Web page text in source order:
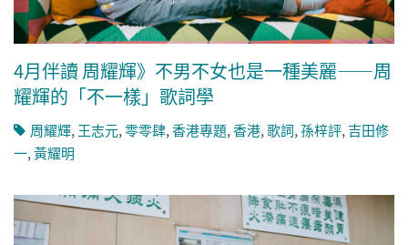
4月伴讀 周耀輝》不男不女也是一種美麗——周
耀輝的「不一樣」歌詞學
周耀輝, 王志元,零零肆,香港專題,香港,歌詞,孫梓評, 吉田修
一,黃耀明